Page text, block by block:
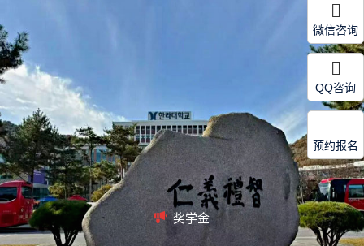
奖学金
微信咨询
QQ咨询
预约报名